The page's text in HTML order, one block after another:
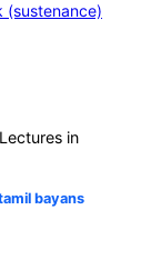
(sustenance)
in
bayans